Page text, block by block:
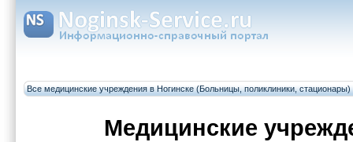
Все медицинские учреждения в Ногинске (Больницы, поликлиники, стационары)
Медицинские